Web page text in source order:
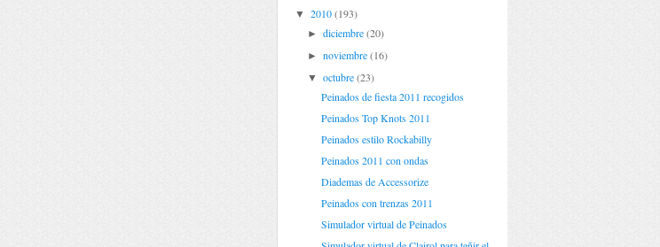
▼ 2010(193)
►diciembre (20)
►noviembre (16)
▼octubre (23)
Peinados de fiesta 2011 recogidos
Peinados Top Knots 2011
Peinados estilo Rockabilly
Peinados 2011 con ondas
Diademas de Accessorize
Peinados con trenzas 2011
Simulador virtual de Peinados